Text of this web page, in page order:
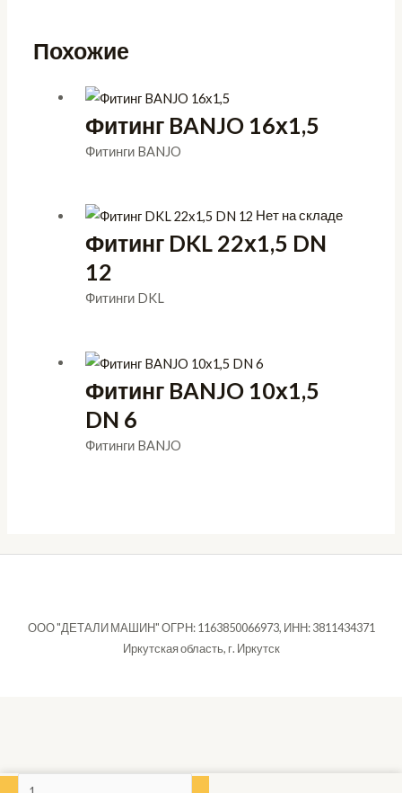
Похожие
Фитинг BANJO 16х1,5
Фитинги BANJO
Нет на складе
Фитинг DKL 22х1,5 DN
12
Фитинги DKL
Фитинг BANJO 10х1,5
DN 6
Фитинги BANJO
ООО "ДЕТАЛИ МАШИН" ОГРН: 1163850066973, ИНН: 3811434371
Иркутская область, г. Иркутск
Количество